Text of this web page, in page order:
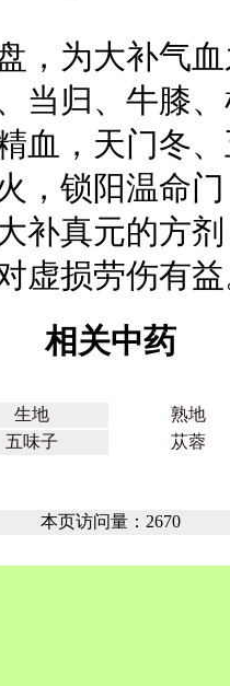
，为大补气
当归、牛膝
血，天门冬
，锁阳温命
补真元的方
虚损劳伤有
相关中药
生地
熟地
五味子
苁蓉
本页访问量：2670